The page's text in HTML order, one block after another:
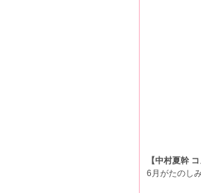
【中村夏幹 コ
6月がたのし